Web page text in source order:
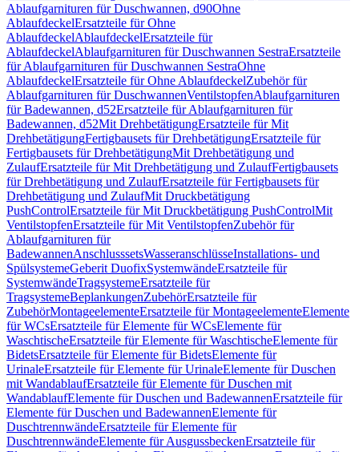
Ablaufgarnituren für Duschwannen, d90Ohne
AblaufdeckelErsatzteile für Ohne
AblaufdeckelAblaufdeckelErsatzteile für
AblaufdeckelAblaufgarnituren für Duschwannen SestraErsatzteile
für Ablaufgarnituren für Duschwannen SestraOhne
AblaufdeckelErsatzteile für Ohne AblaufdeckelZubehör für
Ablaufgarnituren für DuschwannenVentilstopfenAblaufgarnituren
für Badewannen, d52Ersatzteile für Ablaufgarnituren für
Badewannen, d52Mit DrehbetätigungErsatzteile für Mit
DrehbetätigungFertigbausets für DrehbetätigungErsatzteile für
Fertigbausets für DrehbetätigungMit Drehbetätigung und
ZulaufErsatzteile für Mit Drehbetätigung und ZulaufFertigbausets
für Drehbetätigung und ZulaufErsatzteile für Fertigbausets für
Drehbetätigung und ZulaufMit Druckbetätigung
PushControlErsatzteile für Mit Druckbetätigung PushControlMit
VentilstopfenErsatzteile für Mit VentilstopfenZubehör für
Ablaufgarnituren für
BadewannenAnschlusssetsWasseranschlüsseInstallations- und
SpülsystemeGeberit DuofixSystemwändeErsatzteile für
SystemwändeTragsystemeErsatzteile für
TragsystemeBeplankungenZubehörErsatzteile für
ZubehörMontageelementeErsatzteile für MontageelementeElemente
für WCsErsatzteile für Elemente für WCsElemente für
WaschtischeErsatzteile für Elemente für WaschtischeElemente für
BidetsErsatzteile für Elemente für BidetsElemente für
UrinaleErsatzteile für Elemente für UrinaleElemente für Duschen
mit WandablaufErsatzteile für Elemente für Duschen mit
WandablaufElemente für Duschen und BadewannenErsatzteile für
Elemente für Duschen und BadewannenElemente für
DuschtrennwändeErsatzteile für Elemente für
DuschtrennwändeElemente für AusgussbeckenErsatzteile für